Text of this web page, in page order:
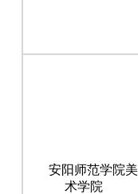
安阳师范学院美
术学院